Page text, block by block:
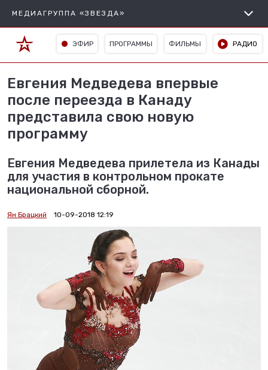
МЕДИАГРУППА «ЗВЕЗДА»
ЭФИР ПРОГРАММЫ ФИЛЬМЫ РАДИО
Евгения Медведева впервые
после переезда в Канаду
представила свою новую
программу
Евгения Медведева прилетела из Канады
для участия в контрольном прокате
национальной сборной.
Ян Брацкий 10-09-2018 12:19